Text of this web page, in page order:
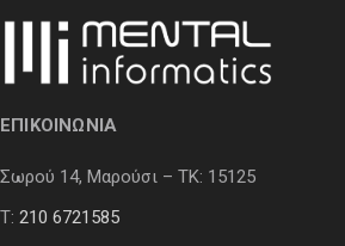
ΕΠΙΚΟΙΝΩΝΙΑ
Σωρού 14, Μαρούσι – ΤΚ: 15125
Τ: 210 6721585